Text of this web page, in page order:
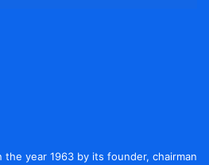
the year 1963 by its founder, chairman